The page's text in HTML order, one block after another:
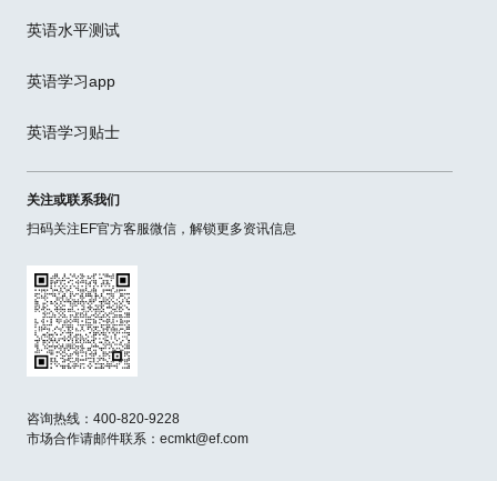
英语水平测试
英语学习app
英语学习贴士
关注或联系我们
扫码关注EF官方客服微信，解锁更多资讯信息
咨询热线：400-820-9228
市场合作请邮件联系：ecmkt@ef.com